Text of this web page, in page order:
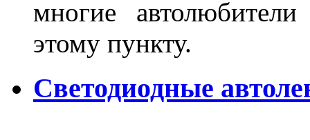
многие
этому пункту.
Светодиодные